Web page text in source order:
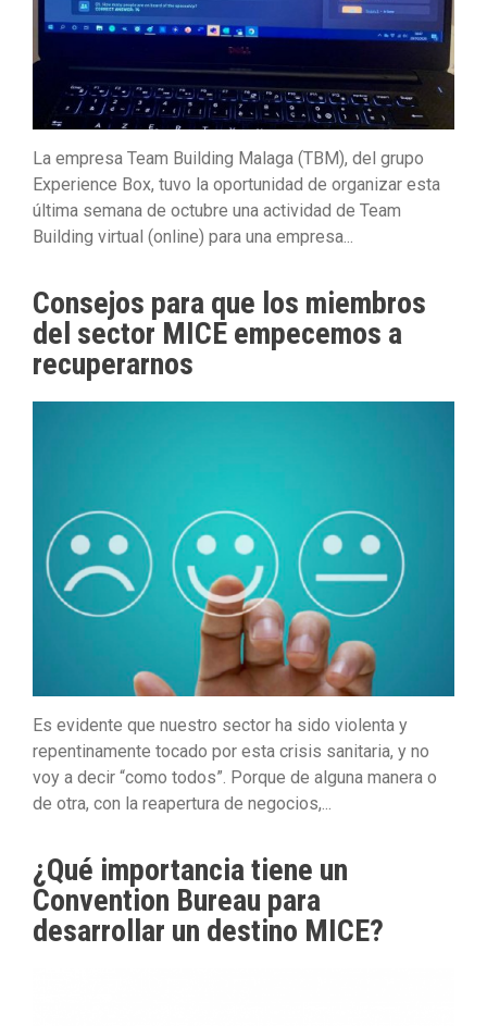
La empresa Team Building Malaga (TBM), del grupo
Experience Box, tuvo la oportunidad de organizar esta
última semana de octubre una actividad de Team
Building virtual (online) para una empresa...
Consejos para que los miembros
del sector MICE empecemos a
recuperarnos
Es evidente que nuestro sector ha sido violenta y
repentinamente tocado por esta crisis sanitaria, y no
voy a decir “como todos”. Porque de alguna manera o
de otra, con la reapertura de negocios,...
¿Qué importancia tiene un
Convention Bureau para
desarrollar un destino MICE?